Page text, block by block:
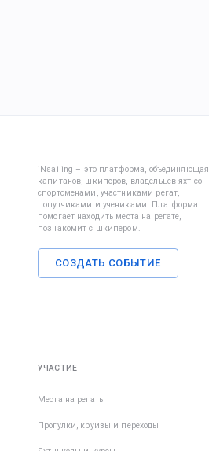
iNsailing – это платформа, объединяющая
капитанов, шкиперов, владельцев яхт со
спортсменами, участниками регат,
попутчиками и учениками. Платформа
помогает находить места на регате,
познакомит с шкипером.
СОЗДАТЬ СОБЫТИЕ
УЧАСТИЕ
Места на регаты
Прогулки, круизы и переходы